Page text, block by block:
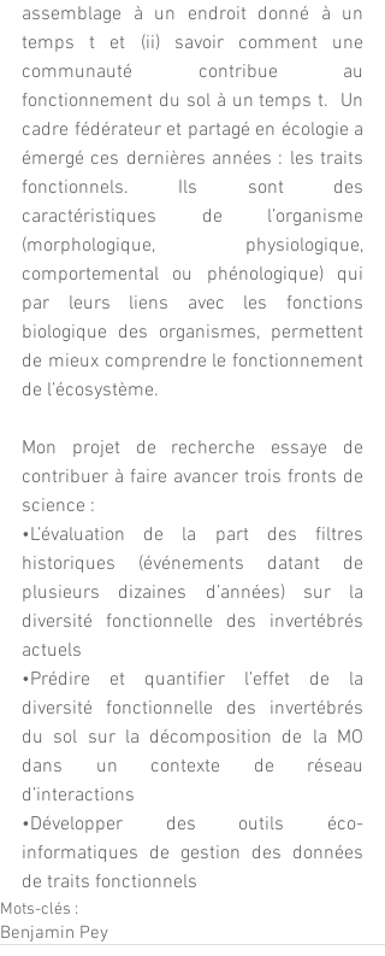
assemblage à un endroit donné à un
temps t et (ii) savoir comment une
communauté contribue au
fonctionnement du sol à un temps t.  Un
cadre fédérateur et partagé en écologie a
émergé ces dernières années : les traits
fonctionnels. Ils sont des
caractéristiques de l’organisme
(morphologique, physiologique,
comportemental ou phénologique) qui
par leurs liens avec les fonctions
biologique des organismes, permettent
de mieux comprendre le fonctionnement
de l’écosystème.
Mon projet de recherche essaye de
contribuer à faire avancer trois fronts de
science :
•L’évaluation de la part des filtres
historiques (événements datant de
plusieurs dizaines d’années) sur la
diversité fonctionnelle des invertébrés
actuels
•Prédire et quantifier l’effet de la
diversité fonctionnelle des invertébrés
du sol sur la décomposition de la MO
dans un contexte de réseau
d’interactions
•Développer des outils éco-
informatiques de gestion des données
de traits fonctionnels
Mots-clés :
Benjamin Pey